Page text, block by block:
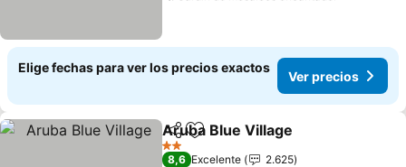
Elige fechas para ver los precios exactos
Ver precios
CompartirAgregar a favoritos
Aruba Blue Village
2 Estrellas
8,6 Excelente
2.625